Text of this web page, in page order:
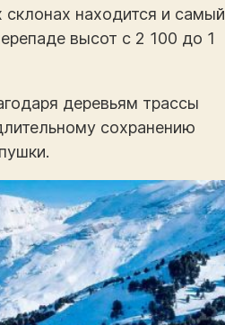
находится и самый
высот с 2 100 до 1
деревьям трассы
сохранению